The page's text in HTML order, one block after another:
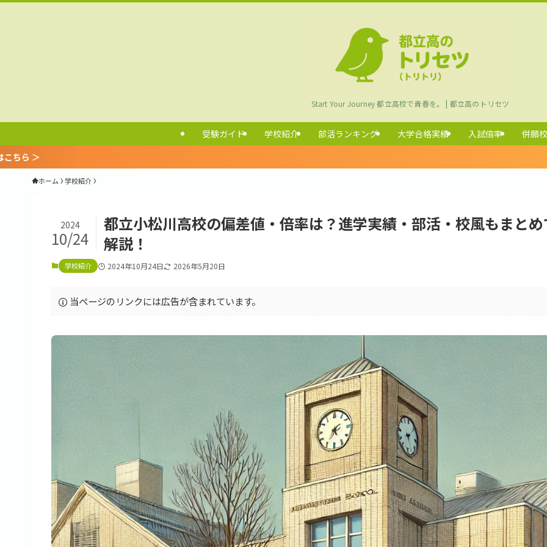
Start Your Journey 都立高校で青春を。 | 都立高のトリセツ
受験ガイド 学校紹介 部活ランキング 大学合格実績 入試倍率 併願
ホーム 学校紹介
都立小松川高校の偏差値・倍率は？進学実績・部活・校風もまと
解説！
2024
10/24
学校紹介 2024年10月24日 2026年5月20日
当ページのリンクには広告が含まれています。